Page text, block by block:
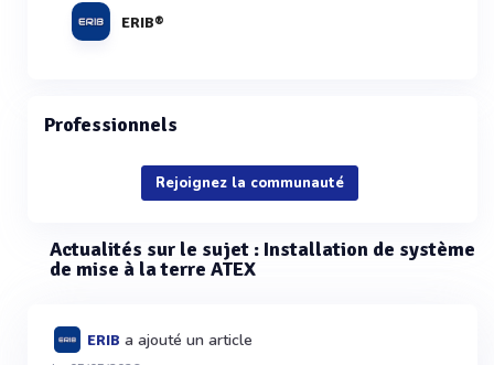
ERIB®
Professionnels
Rejoignez la communauté
Actualités sur le sujet : Installation de système
de mise à la terre ATEX
ERIB a ajouté un article